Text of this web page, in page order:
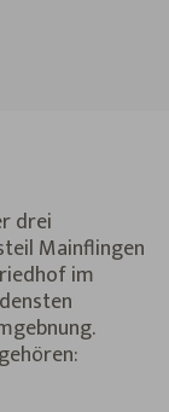
drei
Mainflingen
im